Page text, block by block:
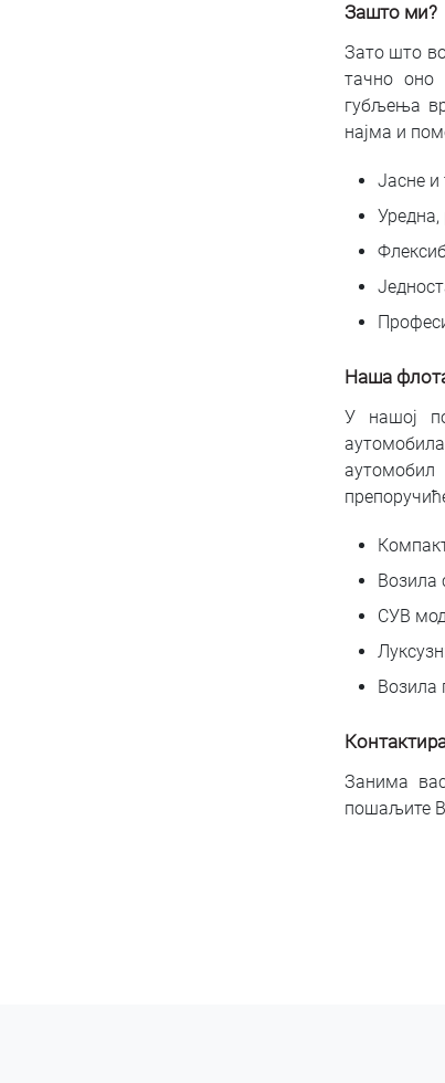
Зашто ми?
Зато што
тачно оно
губљења
најма и
Јасне и
Наша
У нашој
Возила
СУВ
Возила
Занима
пошаљите